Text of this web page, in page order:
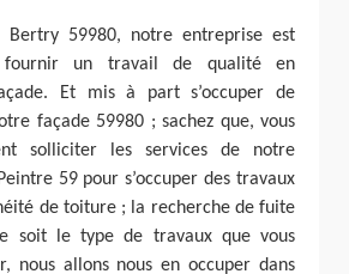
59980, notre entreprise est
fournir un travail de qualité en
Et mis à part s’occuper de
façade 59980 ; sachez que, vous
solliciter les services de notre
59 pour s’occuper des travaux
de toiture ; la recherche de fuite
soit le type de travaux que vous
nous allons nous en occuper dans